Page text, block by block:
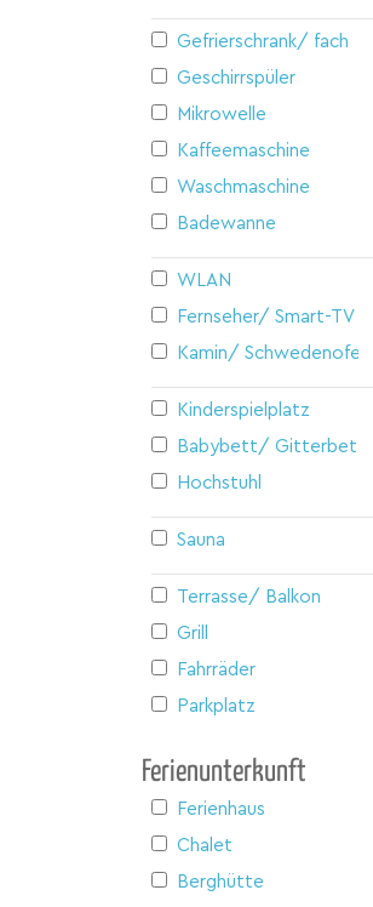
Gefrierschrank/ fach
Geschirrspüler
Mikrowelle
Kaffeemaschine
Waschmaschine
Badewanne
WLAN
Fernseher/ Smart-TV
Kamin/ Schwedenofen
Kinderspielplatz
Babybett/ Gitterbett
Hochstuhl
Sauna
Terrasse/ Balkon
Grill
Fahrräder
Parkplatz
Ferienunterkunft
Ferienhaus
Chalet
Berghütte